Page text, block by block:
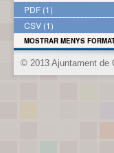
PDF (1)
CSV (1)
MOSTRAR MENYS
© 2013 Ajuntament de